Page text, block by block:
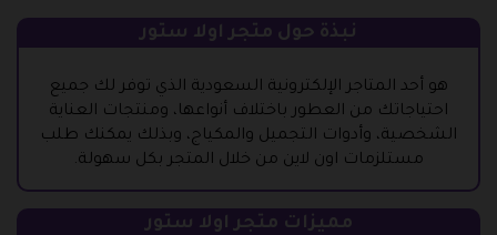
نبذة حول متجر اولا ستور
هو أحد المتاجر الإلكترونية السعودية الذي توفر لك جميع
احتياجاتك من العطور باختلاف أنواعها، ومنتجات العناية
الشخصية، وأدوات التجميل والمكياج، وبذلك يمكنك طلب
مستلزمات اون لاين من خلال المتجر بكل سهولة.
مميزات متجر اولا ستور